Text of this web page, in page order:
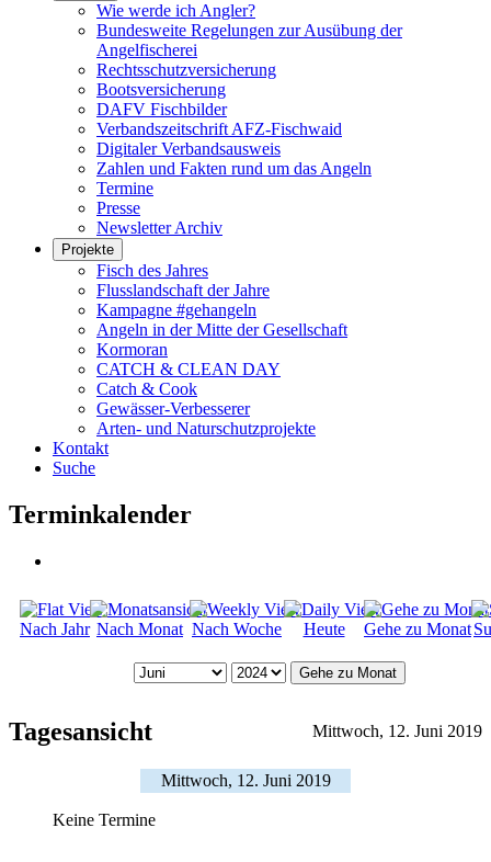
Wie werde ich Angler?
Bundesweite Regelungen zur Ausübung der
Angelfischerei
Rechtsschutzversicherung
Bootsversicherung
DAFV Fischbilder
Verbandszeitschrift AFZ-Fischwaid
Digitaler Verbandsausweis
Zahlen und Fakten rund um das Angeln
Termine
Presse
Newsletter Archiv
Projekte
Fisch des Jahres
Flusslandschaft der Jahre
Kampagne #gehangeln
Angeln in der Mitte der Gesellschaft
Kormoran
CATCH & CLEAN DAY
Catch & Cook
Gewässer-Verbesserer
Arten- und Naturschutzprojekte
Kontakt
Suche
Terminkalender
Nach Jahr Nach Monat Nach Woche Heute Gehe zu Monat
Gehe zu Monat
Tagesansicht Mittwoch, 12. Juni 2019
Mittwoch, 12. Juni 2019
Keine Termine